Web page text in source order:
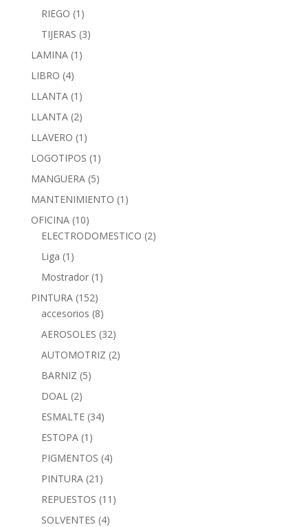
RIEGO (1)
TIJERAS (3)
LAMINA (1)
LIBRO (4)
LLANTA (1)
LLANTA (2)
LLAVERO (1)
LOGOTIPOS (1)
MANGUERA (5)
MANTENIMIENTO (1)
OFICINA (10)
ELECTRODOMESTICO (2)
Liga (1)
Mostrador (1)
PINTURA (152)
accesorios (8)
AEROSOLES (32)
AUTOMOTRIZ (2)
BARNIZ (5)
DOAL (2)
ESMALTE (34)
ESTOPA (1)
PIGMENTOS (4)
PINTURA (21)
REPUESTOS (11)
SOLVENTES (4)